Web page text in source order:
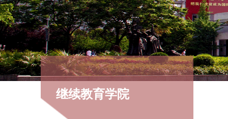
继续教育学院